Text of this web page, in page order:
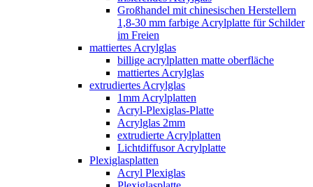
Großhandel mit chinesischen Herstellern
1,8-30 mm farbige Acrylplatte für Schilder
im Freien
mattiertes Acrylglas
billige acrylplatten matte oberfläche
mattiertes Acrylglas
extrudiertes Acrylglas
1mm Acrylplatten
Acryl-Plexiglas-Platte
Acrylglas 2mm
extrudierte Acrylplatten
Lichtdiffusor Acrylplatte
Plexiglasplatten
Acryl Plexiglas